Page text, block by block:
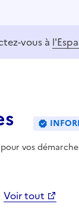
vous à
vos
Voir tout